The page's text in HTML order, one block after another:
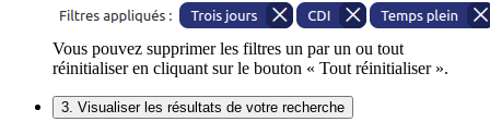
Vous pouvez supprimer les filtres un par un ou tout
réinitialiser en cliquant sur le bouton « Tout réinitialiser ».
3. Visualiser les résultats de votre recherche